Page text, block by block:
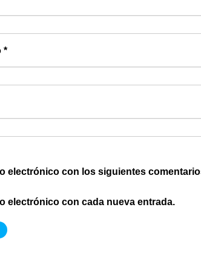
*
electrónico con los siguientes
electrónico con cada nueva entrada.